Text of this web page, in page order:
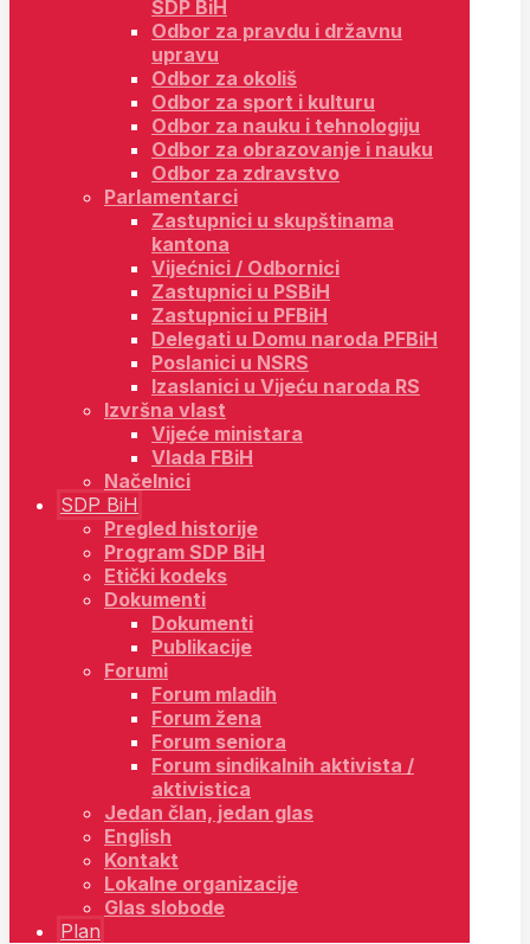
SDP BiH
Odbor za pravdu i državnu
upravu
Odbor za okoliš
Odbor za sport i kulturu
Odbor za nauku i tehnologiju
Odbor za obrazovanje i nauku
Odbor za zdravstvo
Parlamentarci
Zastupnici u skupštinama
kantona
Vijećnici / Odbornici
Zastupnici u PSBiH
Zastupnici u PFBiH
Delegati u Domu naroda PFBiH
Poslanici u NSRS
Izaslanici u Vijeću naroda RS
Izvršna vlast
Vijeće ministara
Vlada FBiH
Načelnici
SDP BiH
Pregled historije
Program SDP BiH
Etički kodeks
Dokumenti
Dokumenti
Publikacije
Forumi
Forum mladih
Forum žena
Forum seniora
Forum sindikalnih aktivista /
aktivistica
Jedan član, jedan glas
English
Kontakt
Lokalne organizacije
Glas slobode
Plan